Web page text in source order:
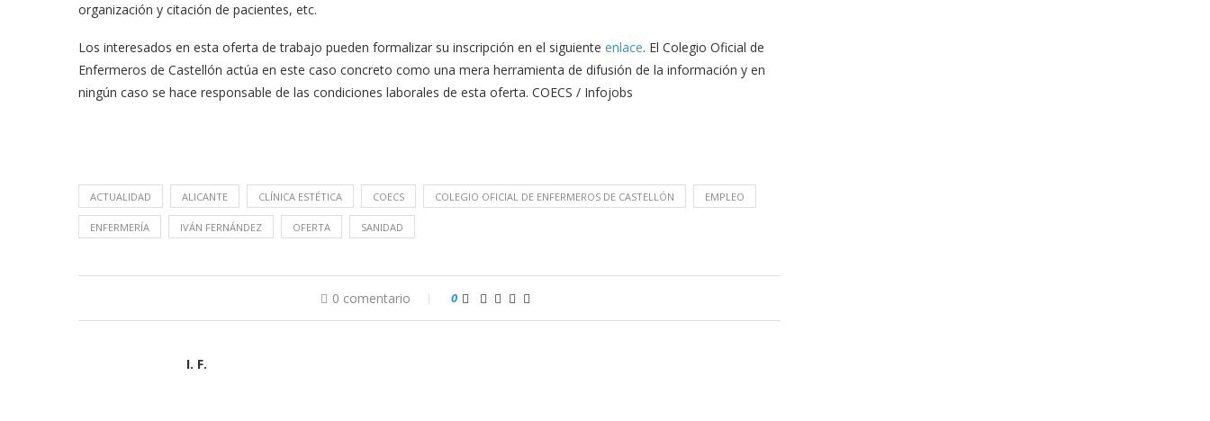
organización y citación de pacientes, etc.
Los interesados en esta oferta de trabajo pueden formalizar su inscripción en el siguiente enlace. El Colegio Oficial de
Enfermeros de Castellón actúa en este caso concreto como una mera herramienta de difusión de la información y en
ningún caso se hace responsable de las condiciones laborales de esta oferta. COECS / Infojobs
ACTUALIDAD ALICANTE CLÍNICA ESTÉTICA COECS COLEGIO OFICIAL DE ENFERMEROS DE CASTELLÓN EMPLEO
ENFERMERÍA IVÁN FERNÁNDEZ OFERTA SANIDAD
0 comentario 0
I. F.